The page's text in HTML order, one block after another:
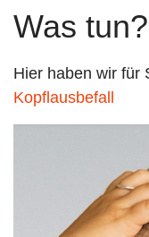
Was tun?
Hier haben wir für
Kopflausbefall